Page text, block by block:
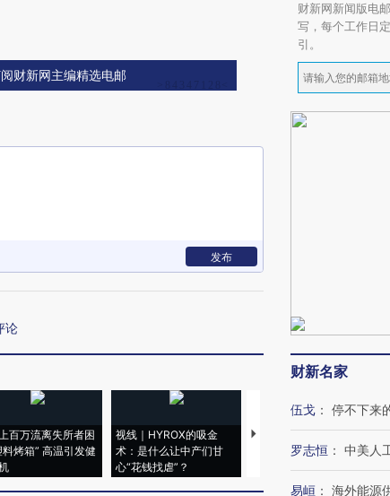
财新网主编精选电邮
发布
论
百万流离失所者困
料烤箱” 高温引发健
视线｜HYROX的吸金
术：是什么让中产们甘
心“花钱找虐”？
马航飞行员跨国走私7万
粒摇头丸 尿检体内含3种
财新网新闻版电
写，每个工作日
引。
财新名家
伍戈 ： 停不下来
罗志恒 ： 中美人
易峘 ： 海外能源